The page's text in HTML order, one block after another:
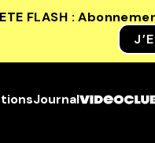
ETE FLASH :
Journal